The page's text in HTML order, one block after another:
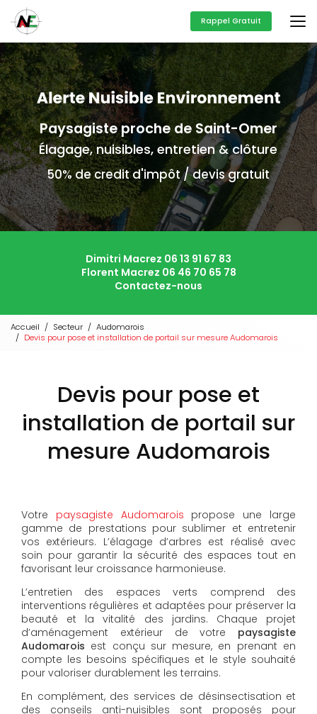
au
contenu
principal
Rappel Gratuit
Paysagiste proche de Saint-Omer
Élagage, nuisibles, entretien & clôture
50% de credit d'impôt / devis gratuit
Dimitri Macrez 06 13 91 67 83
Florent Macrez 06 46 70 65 78
Contactez-nous
Accueil Secteur
Audomarois
Devis pour pose et installation de portail sur mesure Audomarois
Devis pour pose et
installation de portail sur
mesure Audomarois
Votre paysagiste Audomarois propose une large
gamme de prestations pour sublimer et entretenir
vos extérieurs. L’élagage d’arbres est réalisé avec
soin pour garantir la sécurité des espaces tout en
favorisant leur croissance harmonieuse.
L’entretien des espaces verts comprend des
interventions régulières et adaptées pour préserver la
beauté et la vitalité des jardins. Chaque projet
d’aménagement extérieur de votre paysagiste
Audomarois est conçu sur mesure, en prenant en
compte les besoins spécifiques et le style souhaité
pour valoriser durablement les terrains.
En complément, des services de désinsectisation et
des conseils anti-nuisibles sont proposés pour